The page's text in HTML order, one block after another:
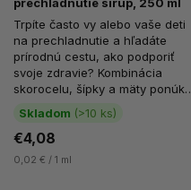
Skladom (>10 ks)
€4,08
0,02 € / 1 ml
Trpíte často vy alebo vaše deti
na prechladnutie a hľadáte
prírodnú cestu, ako podporiť
svoje zdravie? Kombinácia
skorocelu, šípky a mäty ponúka
komplex cenných látok s...